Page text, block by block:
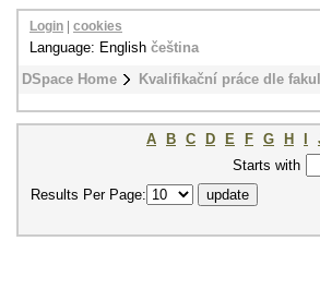
DSpace Home Kvalifikační práce dle
Login cookies
Language: English čeština
A B C D E F G H
Starts with
Results Per Page: